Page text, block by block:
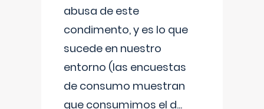
abusa de este
condimento, y es lo que
sucede en nuestro
entorno (las encuestas
de consumo muestran
que consumimos el d...